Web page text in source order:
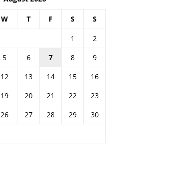
W T F S S
1
2
5 6 7 8
9
12 13 14 15
16
19 20 21 22
23
26 27 28 29
30